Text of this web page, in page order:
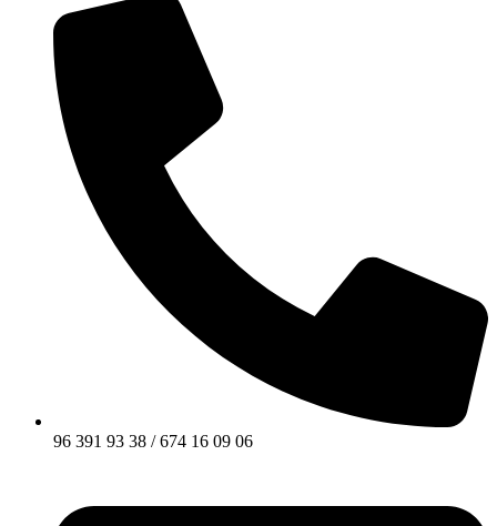
96 391 93 38 / 674 16 09 06